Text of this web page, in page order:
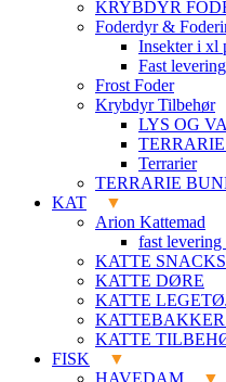
KRYBDYR
Foderdyr &
Insekter i xl
Fast
Frost Foder
Krybdyr Tilbehør
LYS OG
Terrarier
TERRARIE
KAT
Arion Kattemad
fast levering
KATTE SNACKS
KATTE DØRE
KATTE
KATTE
FISK
HAVEDAM